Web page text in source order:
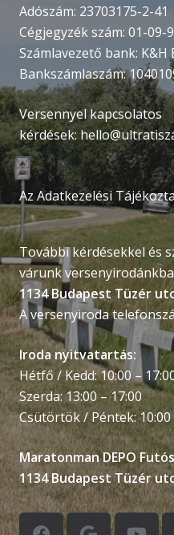
Adószám: 23703175-2-41
Cégjegyzék szám: 01-09-
Számlavezető bank: K&H
Bankszámlaszám:
Versennyel kapcsolatos
kérdések:
Az Adatkezelési
További kérdésekkel és
várunk
1134 Budapest Tüzér
A versenyiroda
Iroda nyitvatartás:
Hétfő / Kedd: 10:00 –
Szerda: 13:00 – 17:00
Csütörtök / Péntek: 10:00
Maratonman DEPO
1134 Budapest Tüzér